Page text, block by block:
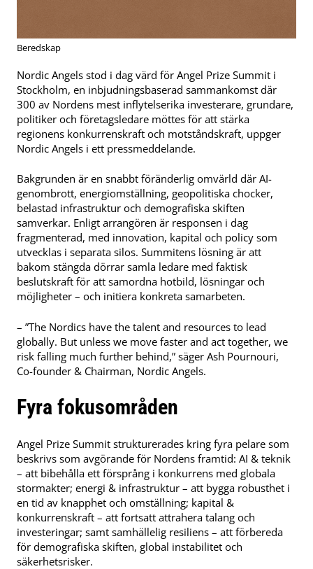
Beredskap
Nordic Angels stod i dag värd för Angel Prize Summit i
Stockholm, en inbjudningsbaserad sammankomst där
300 av Nordens mest inflytelserika investerare, grundare,
politiker och företagsledare möttes för att stärka
regionens konkurrenskraft och motståndskraft, uppger
Nordic Angels i ett pressmeddelande.
Bakgrunden är en snabbt föränderlig omvärld där AI-
genombrott, energiomställning, geopolitiska chocker,
belastad infrastruktur och demografiska skiften
samverkar. Enligt arrangören är responsen i dag
fragmenterad, med innovation, kapital och policy som
utvecklas i separata silos. Summitens lösning är att
bakom stängda dörrar samla ledare med faktisk
beslutskraft för att samordna hotbild, lösningar och
möjligheter – och initiera konkreta samarbeten.
– ”The Nordics have the talent and resources to lead
globally. But unless we move faster and act together, we
risk falling much further behind,” säger Ash Pournouri,
Co-founder & Chairman, Nordic Angels.
Fyra fokusområden
Angel Prize Summit strukturerades kring fyra pelare som
beskrivs som avgörande för Nordens framtid: AI & teknik
– att bibehålla ett försprång i konkurrens med globala
stormakter; energi & infrastruktur – att bygga robusthet i
en tid av knapphet och omställning; kapital &
konkurrenskraft – att fortsatt attrahera talang och
investeringar; samt samhällelig resiliens – att förbereda
för demografiska skiften, global instabilitet och
säkerhetsrisker.